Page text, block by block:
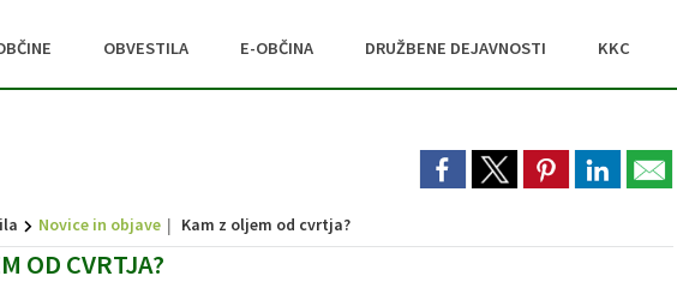
OBVESTILA E-OBČINA DRUŽBENE DEJAVNOSTI KKC
Novice in objave Kam z oljem od cvrtja?
OD CVRTJA?